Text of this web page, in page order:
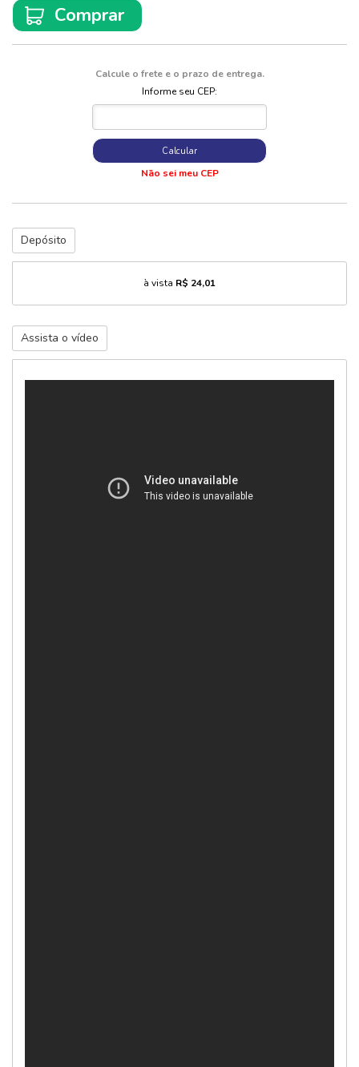
Comprar
Calcule o frete e o prazo de entrega.
Informe seu CEP:
Calcular
Não sei meu CEP
Depósito
à vista R$ 24,01
Assista o vídeo